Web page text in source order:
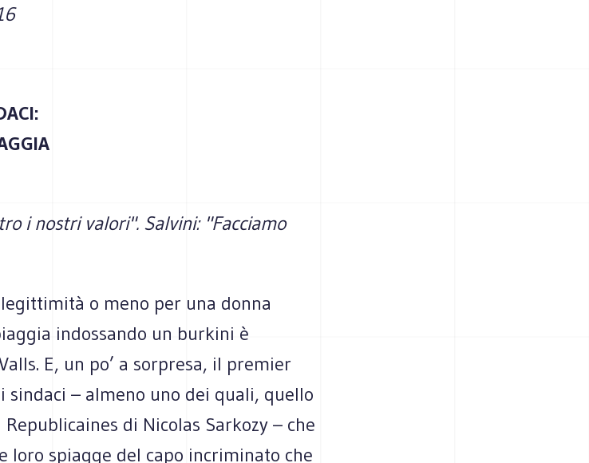
i nostri valori". Salvini: "Facciamo
o meno per una donna
indossando un burkini è
E, un po’ a sorpresa, il premier
sindaci – almeno uno dei quali, quello
di Nicolas Sarkozy – che
loro spiagge del capo incriminato che